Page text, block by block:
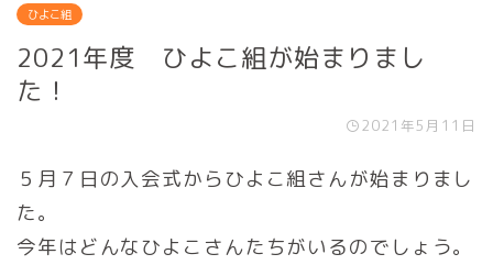
ひよこ組
2021年度 ひよこ組が始まりまし
た！
2021年5月11日
５月７日の入会式からひよこ組さんが始まりまし
た。
今年はどんなひよこさんたちがいるのでしょう。